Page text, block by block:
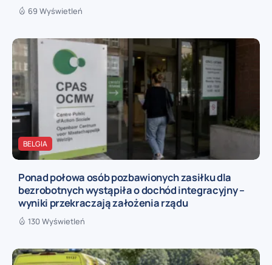
69 Wyświetleń
BELGIA
Ponad połowa osób pozbawionych zasiłku dla
bezrobotnych wystąpiła o dochód integracyjny –
wyniki przekraczają założenia rządu
130 Wyświetleń